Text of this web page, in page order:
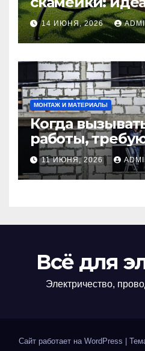
решения
маленьких
14 ИЮНЯ, 2026
МОНТАЖ И МАТЕРИАЛЫ
Когда
работы,
круглосуточно
11 ИЮНЯ, 2026
Всё для
Электричество,
Сайт работает на WordPress